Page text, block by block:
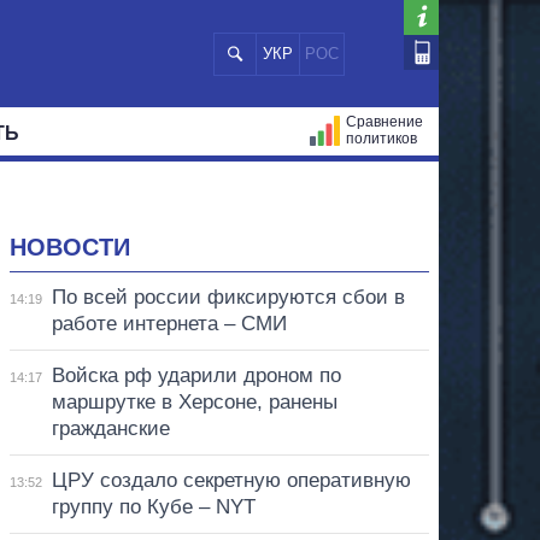
УКР РОС
Сравнение
политиков
НОВОСТИ
14:19
По всей россии фиксируются сбои в
работе интернета – СМИ
14:17
Войска рф ударили дроном по
маршрутке в Херсоне, ранены
гражданские
13:52
ЦРУ создало секретную оперативную
группу по Кубе – NYT